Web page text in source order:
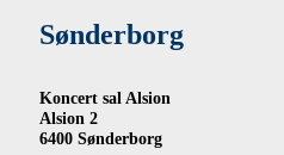
Sønderborg
Koncert sal Alsion
Alsion 2
6400 Sønderborg